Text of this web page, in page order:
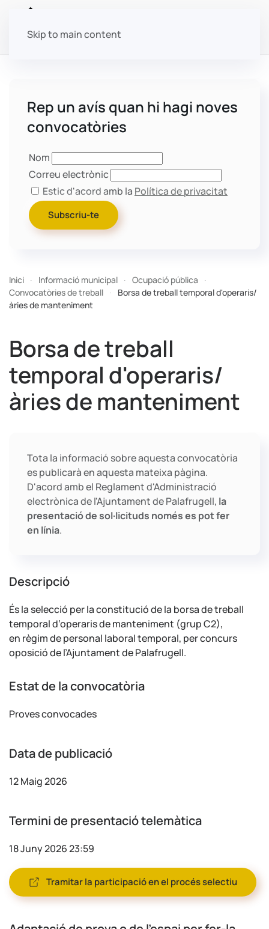
Skip to main content
Rep un avís quan hi hagi noves
convocatòries
Nom
Correu electrònic
Estic d'acord amb la Política de privacitat
Subscriu-te
Inici Informació municipal
Ocupació pública
Convocatòries de treball
Borsa de treball temporal d'operaris/
àries de manteniment
Borsa de treball
temporal d'operaris/
àries de manteniment
Tota la informació sobre aquesta convocatòria
es publicarà en aquesta mateixa pàgina.
D'acord amb el Reglament d'Administració
electrònica de l'Ajuntament de Palafrugell, la
presentació de sol·licituds només es pot fer
en línia.
Descripció
És la selecció per la constitució de la borsa de treball
temporal d’operaris de manteniment (grup C2),
en règim de personal laboral temporal, per concurs
oposició de l’Ajuntament de Palafrugell.
Estat de la convocatòria
Proves convocades
Data de publicació
12 Maig 2026
Termini de presentació telemàtica
18 Juny 2026 23:59
Tramitar la participació en el procés selectiu